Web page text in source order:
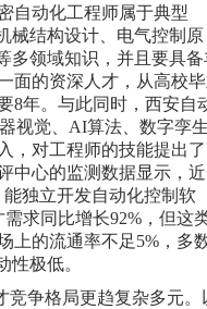
自动化工程师属于典型
械结构设计、电气控制原
多领域知识，并且要具备
面的资深人才，从高校
8年。与此同时，西安自
视觉、AI算法、数字孪
，对工程师的技能提出
中心的监测数据显示，
独立开发自动化控制软
求同比增长92%，但这
上的流通率不足5%，多
性极低。
竞争格局更趋复杂多元。